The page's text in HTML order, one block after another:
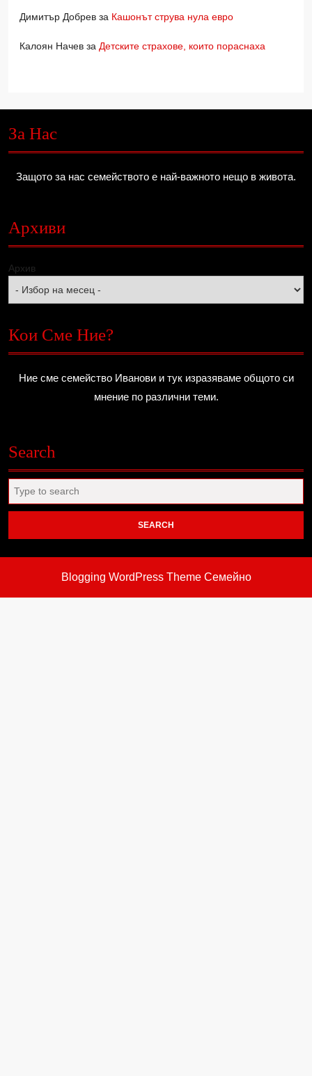
Димитър Добрев за Кашонът струва нула евро
Калоян Начев за Детските страхове, които пораснаха
За Нас
Защото за нас семейството е най-важното нещо в живота.
Архиви
Архив
Кои Сме Ние?
Ние сме семейство Иванови и тук изразяваме общото си
мнение по различни теми.
Search
for:
Blogging WordPress ThemeСемейно